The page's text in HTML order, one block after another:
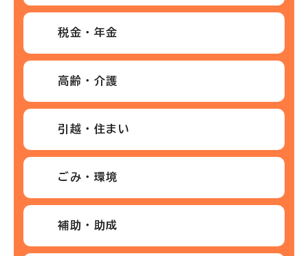
税金・年金
高齢・介護
引越・住まい
ごみ・環境
補助・助成